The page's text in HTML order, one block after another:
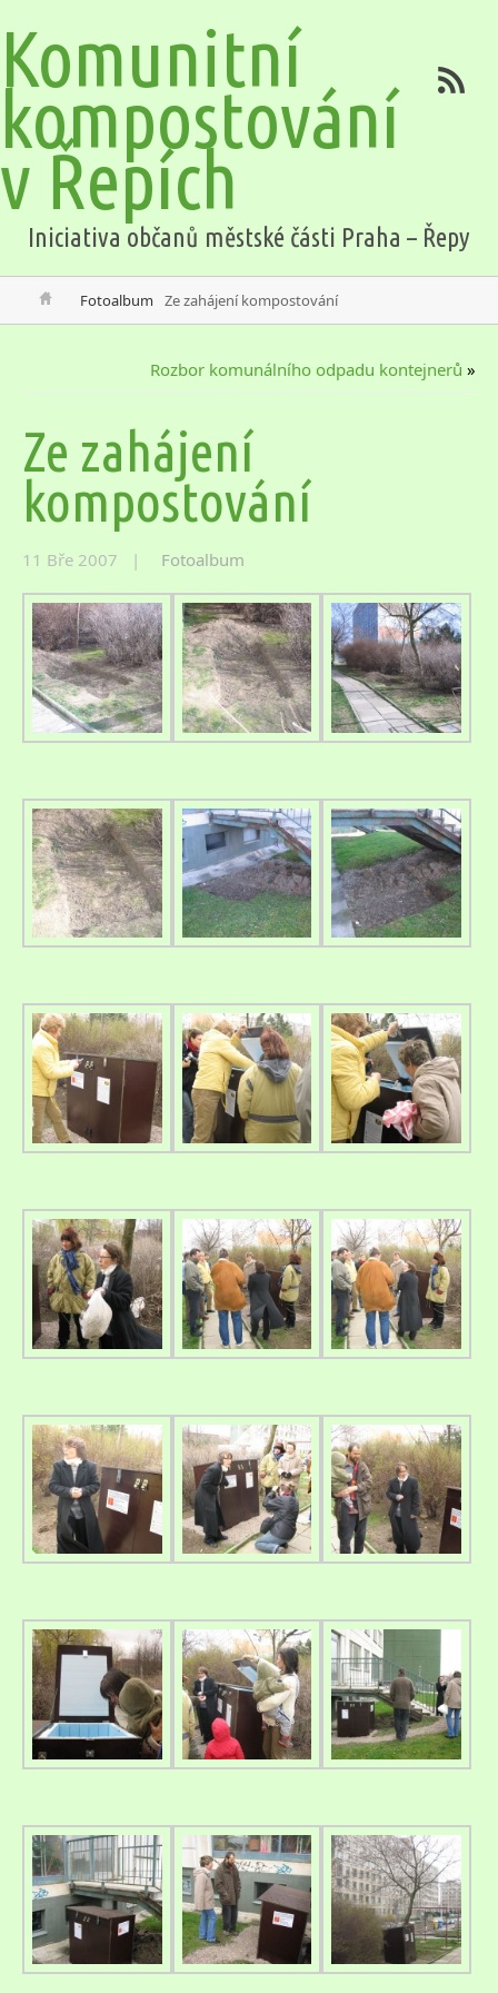
Komunitní
kompostování
v Řepích
Iniciativa občanů městské části Praha – Řepy
Fotoalbum Ze zahájení kompostování
Rozbor komunálního odpadu kontejnerů »
Ze zahájení
kompostování
11 Bře 2007 | Fotoalbum